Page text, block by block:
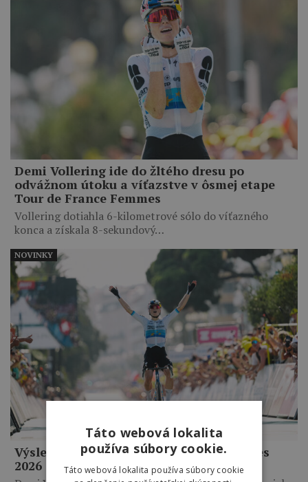
Demi Vollering ide do žltého dresu po
odvážnom útoku a víťazstve v ôsmej etape
Tour de France Femmes
Vollering dotiahla 6-kilometrové sólo do víťazného
konca a získala 8-sekundový…
Výsledky 8. etapy Tour de France Femmes
2026
NOVINKY
Táto webová lokalita
používa súbory cookie.
Táto webová lokalita používa súbory cookie